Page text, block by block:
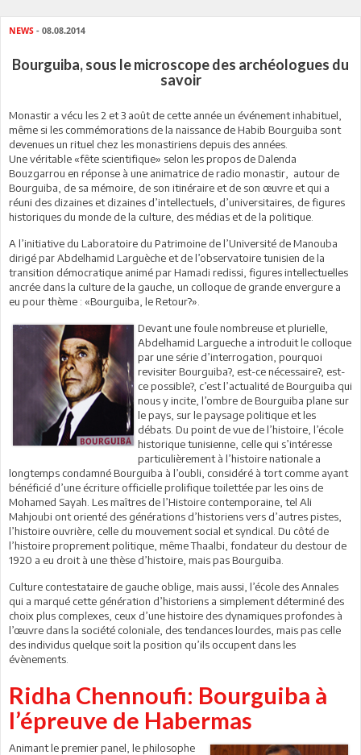
NEWS - 08.08.2014
Bourguiba, sous le microscope des archéologues du
savoir
Monastir a vécu les 2 et 3 août de cette année un événement inhabituel,
même si les commémorations de la naissance de Habib Bourguiba sont
devenues un rituel chez les monastiriens depuis des années.
Une véritable «fête scientifique» selon les propos de Dalenda
Bouzgarrou en réponse à une animatrice de radio monastir, autour de
Bourguiba, de sa mémoire, de son itinéraire et de son œuvre et qui a
réuni des dizaines et dizaines d’intellectuels, d’universitaires, de figures
historiques du monde de la culture, des médias et de la politique.
A l’initiative du Laboratoire du Patrimoine de l’Université de Manouba
dirigé par Abdelhamid Larguèche et de l’observatoire tunisien de la
transition démocratique animé par Hamadi redissi, figures intellectuelles
ancrée dans la culture de la gauche, un colloque de grande envergure a
eu pour thème : «Bourguiba, le Retour?».
Devant une foule nombreuse et plurielle,
Abdelhamid Largueche a introduit le colloque
par une série d’interrogation, pourquoi
revisiter Bourguiba?, est-ce nécessaire?, est-
ce possible?, c’est l’actualité de Bourguiba qui
nous y incite, l’ombre de Bourguiba plane sur
le pays, sur le paysage politique et les
débats. Du point de vue de l’histoire, l’école
historique tunisienne, celle qui s’intéresse
particulièrement à l’histoire nationale a
longtemps condamné Bourguiba à l’oubli, considéré à tort comme ayant
bénéficié d’une écriture officielle prolifique toilettée par les oins de
Mohamed Sayah. Les maîtres de l’Histoire contemporaine, tel Ali
Mahjoubi ont orienté des générations d’historiens vers d’autres pistes,
l’histoire ouvrière, celle du mouvement social et syndical. Du côté de
l’histoire proprement politique, même Thaalbi, fondateur du destour de
1920 a eu droit à une thèse d’histoire, mais pas Bourguiba.
Culture contestataire de gauche oblige, mais aussi, l’école des Annales
qui a marqué cette génération d’historiens a simplement déterminé des
choix plus complexes, ceux d’une histoire des dynamiques profondes à
l’œuvre dans la société coloniale, des tendances lourdes, mais pas celle
des individus quelque soit la position qu’ils occupent dans les
évènements.
Ridha Chennoufi: Bourguiba à
l’épreuve de Habermas
Animant le premier panel, le philosophe